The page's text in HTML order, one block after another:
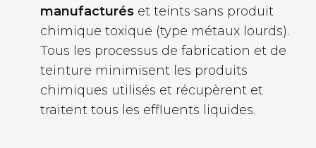
manufacturéset teints sans produit
chimique toxique (type métaux lourds).
Tous les processus de fabrication et de
teinture minimisent les produits
chimiques utilisés et récupèrent et
traitent tous les effluents liquides.